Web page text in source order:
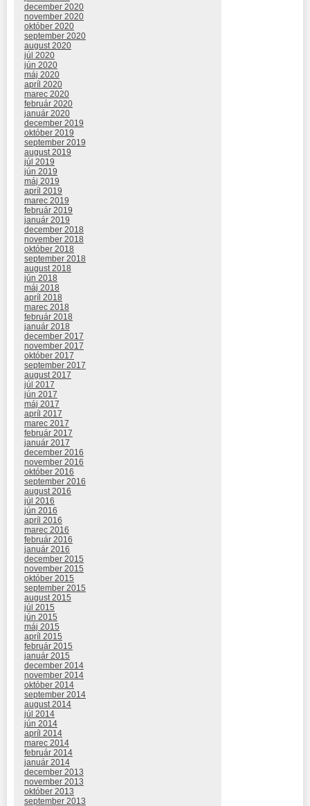
december 2020
november 2020
október 2020
september 2020
august 2020
júl 2020
jún 2020
máj 2020
apríl 2020
marec 2020
február 2020
január 2020
december 2019
október 2019
september 2019
august 2019
júl 2019
jún 2019
máj 2019
apríl 2019
marec 2019
február 2019
január 2019
december 2018
november 2018
október 2018
september 2018
august 2018
jún 2018
máj 2018
apríl 2018
marec 2018
február 2018
január 2018
december 2017
november 2017
október 2017
september 2017
august 2017
júl 2017
jún 2017
máj 2017
apríl 2017
marec 2017
február 2017
január 2017
december 2016
november 2016
október 2016
september 2016
august 2016
júl 2016
jún 2016
apríl 2016
marec 2016
február 2016
január 2016
december 2015
november 2015
október 2015
september 2015
august 2015
júl 2015
jún 2015
máj 2015
apríl 2015
február 2015
január 2015
december 2014
november 2014
október 2014
september 2014
august 2014
júl 2014
jún 2014
apríl 2014
marec 2014
február 2014
január 2014
december 2013
november 2013
október 2013
september 2013